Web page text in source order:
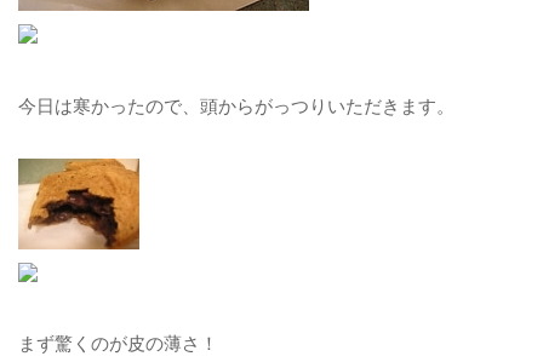
今日は寒かったので、頭からがっつりいただきます。
まず驚くのが皮の薄さ！